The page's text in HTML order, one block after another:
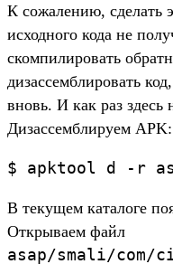
К сожалению, сделать
исходного кода не
скомпилировать
дизассемблировать
вновь. И как раз здесь
Дизассемблируем APK:
$ apktool d -r
В текущем каталоге
Открываем файл
asap/smali/com/